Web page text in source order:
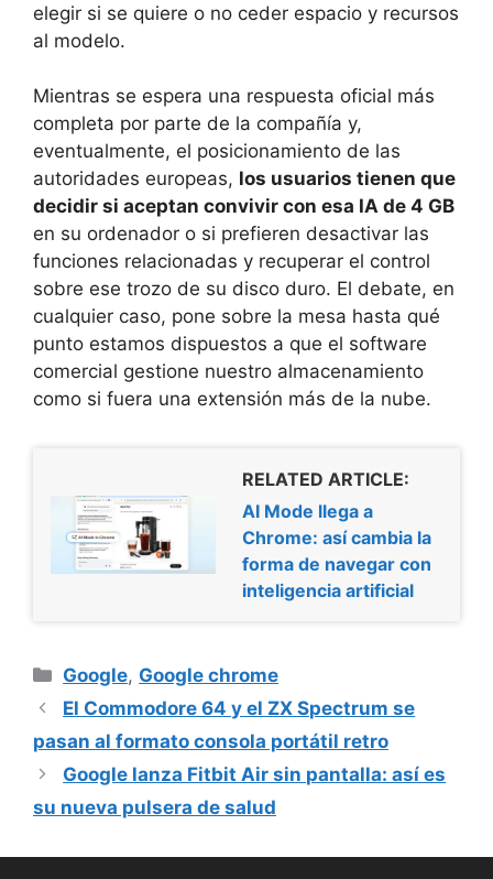
elegir si se quiere o no ceder espacio y recursos
al modelo.
Mientras se espera una respuesta oficial más
completa por parte de la compañía y,
eventualmente, el posicionamiento de las
autoridades europeas, los usuarios tienen que
decidir si aceptan convivir con esa IA de 4 GB
en su ordenador o si prefieren desactivar las
funciones relacionadas y recuperar el control
sobre ese trozo de su disco duro. El debate, en
cualquier caso, pone sobre la mesa hasta qué
punto estamos dispuestos a que el software
comercial gestione nuestro almacenamiento
como si fuera una extensión más de la nube.
RELATED ARTICLE:
AI Mode llega a
Chrome: así cambia la
forma de navegar con
inteligencia artificial
Categorías
Google, Google chrome
El Commodore 64 y el ZX Spectrum se
pasan al formato consola portátil retro
Google lanza Fitbit Air sin pantalla: así es
su nueva pulsera de salud